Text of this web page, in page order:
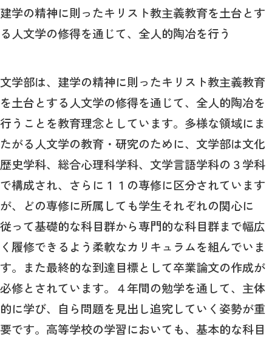
建学の精神に則ったキリスト教主義教育を土台とす
る人文学の修得を通じて、全人的陶冶を行う
文学部は、建学の精神に則ったキリスト教主義教育
を土台とする人文学の修得を通じて、全人的陶冶を
行うことを教育理念としています。多様な領域にま
たがる人文学の教育・研究のために、文学部は文化
歴史学科、総合心理科学科、文学言語学科の３学科
で構成され、さらに１１の専修に区分されています
が、どの専修に所属しても学生それぞれの関心に
従って基礎的な科目群から専門的な科目群まで幅広
く履修できるよう柔軟なカリキュラムを組んでいま
す。また最終的な到達目標として卒業論文の作成が
必修とされています。４年間の勉学を通して、主体
的に学び、自ら問題を見出し追究していく姿勢が重
要です。高等学校の学習においても、基本的な科目